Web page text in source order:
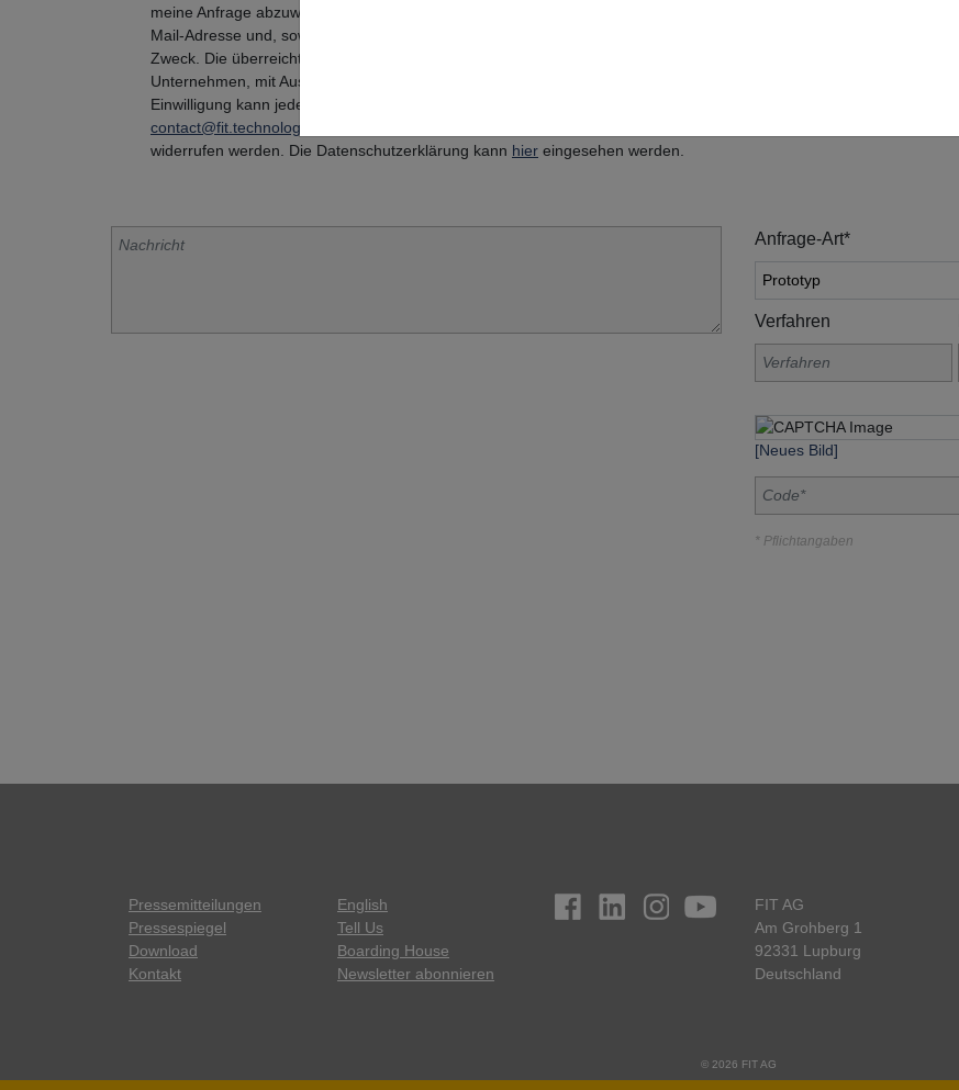
meine Anfrage abzuwickeln. Dies gilt insbesondere für die Verwendung der E-
Mail-Adresse und, soweit zutreffend, der Telefonnummer zum vorgenannten
Zweck. Die überreichten Informationen und Kontaktdaten werden nicht an andere
Unternehmen, mit Ausnahme der verbundenen Unternehmen, weitergegeben. Die
Einwilligung kann jederzeit mit Wirkung für die Zukunft per E-Mail an
contact@fit.technology
widerrufen werden. Die Datenschutzerklärung kann hier eingesehen werden.
Anfrage-Art*
Verfahren
[Neues Bild]
* Pflichtangaben
Pressemitteilungen
Pressespiegel
Download
Kontakt
English
Tell Us
Boarding House
Newsletter abonnieren
FIT AG
Am Grohberg 1
92331 Lupburg
Deutschland
© 2026 FIT AG